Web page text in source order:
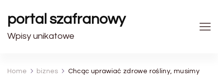
portal szafranowy
Wpisy unikatowe
Home biznes
Chcąc uprawiać zdrowe rośliny, musimy